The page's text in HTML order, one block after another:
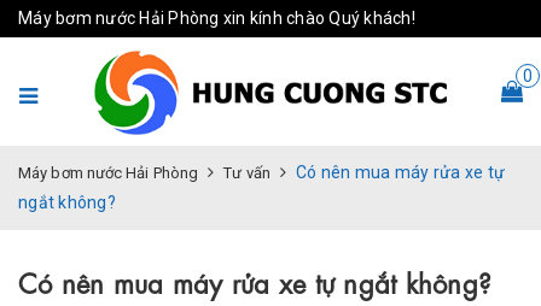
Máy bơm nước Hải Phòng xin kính chào Quý khách!
0
Máy bơm nước Hải Phòng Tư vấn
Có nên mua máy rửa xe tự
ngắt không?
Có nên mua máy rửa xe tự ngắt không?